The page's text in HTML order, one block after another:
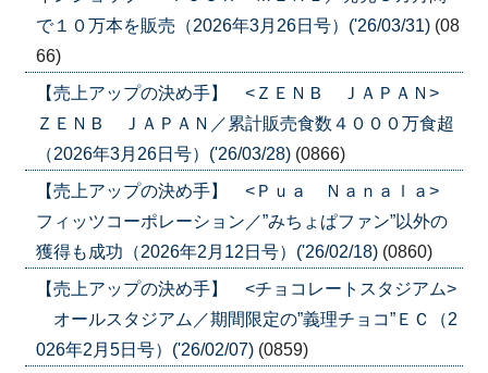
で１０万本を販売（2026年3月26日号）('26/03/31) (08
66)
【売上アップの決め手】 <ＺＥＮＢ ＪＡＰＡＮ>
ＺＥＮＢ ＪＡＰＡＮ／累計販売食数４０００万食超
（2026年3月26日号）('26/03/28) (0866)
【売上アップの決め手】 <Ｐｕａ Ｎａｎａｌａ>
フィッツコーポレーション／”みちょぱファン”以外の
獲得も成功（2026年2月12日号）('26/02/18) (0860)
【売上アップの決め手】 <チョコレートスタジアム>
オールスタジアム／期間限定の”義理チョコ”ＥＣ（2
026年2月5日号）('26/02/07) (0859)